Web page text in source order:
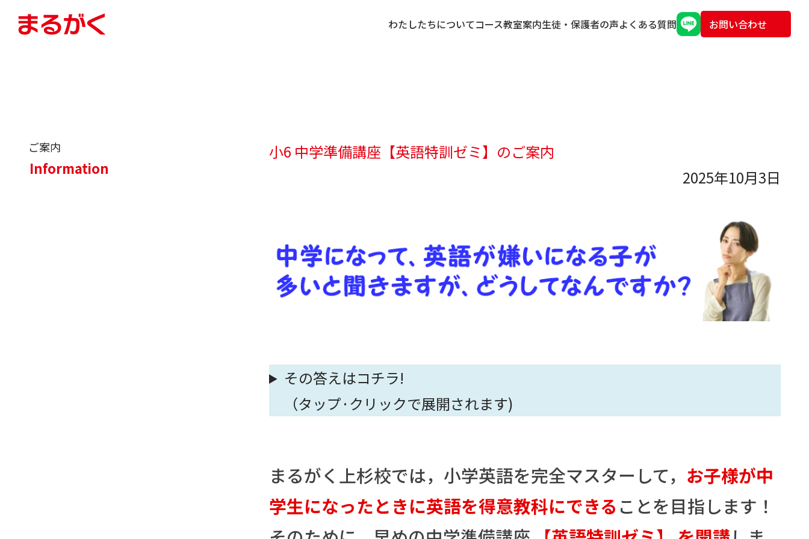
わたしたちについてコース教室案内生徒・保護者の声よくある質問 お問い合わせ
ご案内
Information
小6 中学準備講座【英語特訓ゼミ】のご案内
2025年10月3日
その答えはコチラ!
（タップ·クリックで展開されます)
まるがく上杉校では， 小学英語を完全マスターして， お子様が中
学生になったときに英語を得意教科にできる ことを目指します！